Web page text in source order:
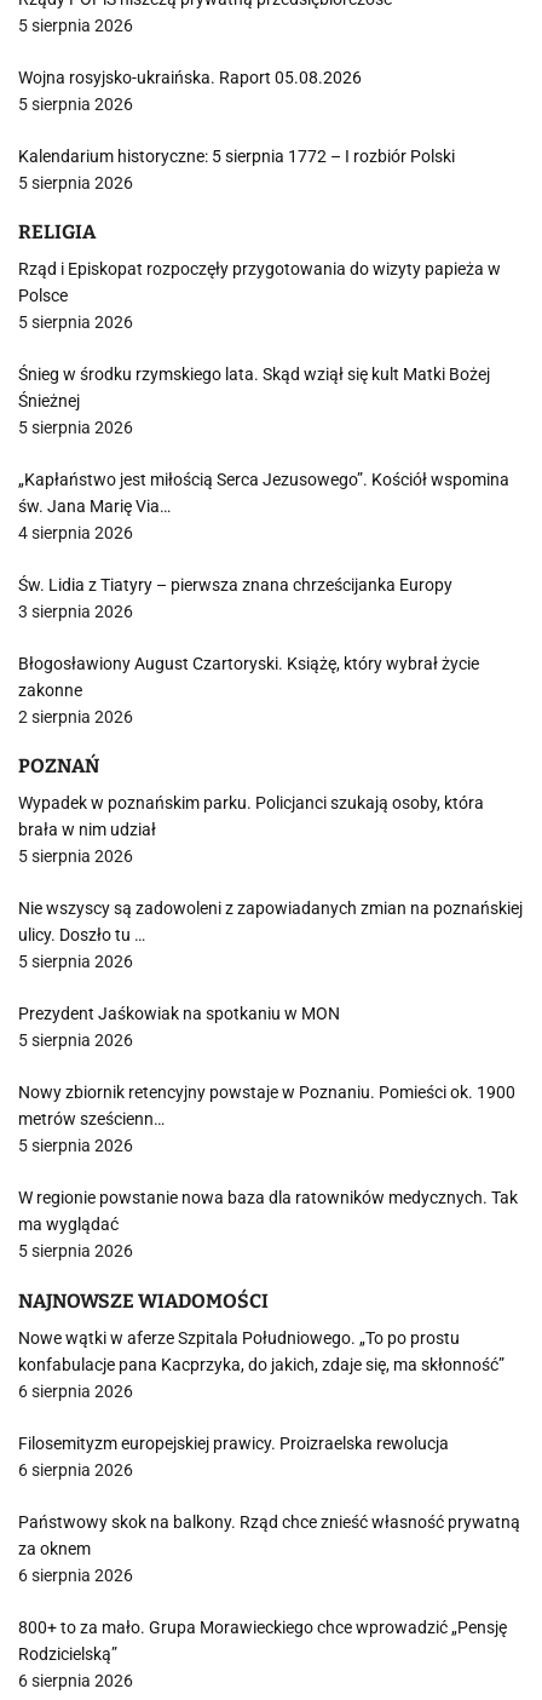
5 sierpnia 2026
Wojna rosyjsko-ukraińska. Raport 05.08.2026
5 sierpnia 2026
Kalendarium historyczne: 5 sierpnia 1772 – I rozbiór Polski
5 sierpnia 2026
RELIGIA
Rząd i Episkopat rozpoczęły przygotowania do wizyty papieża w
Polsce
5 sierpnia 2026
Śnieg w środku rzymskiego lata. Skąd wziął się kult Matki Bożej
Śnieżnej
5 sierpnia 2026
„Kapłaństwo jest miłością Serca Jezusowego”. Kościół wspomina
św. Jana Marię Via…
4 sierpnia 2026
Św. Lidia z Tiatyry – pierwsza znana chrześcijanka Europy
3 sierpnia 2026
Błogosławiony August Czartoryski. Książę, który wybrał życie
zakonne
2 sierpnia 2026
POZNAŃ
Wypadek w poznańskim parku. Policjanci szukają osoby, która
brała w nim udział
5 sierpnia 2026
Nie wszyscy są zadowoleni z zapowiadanych zmian na poznańskiej
ulicy. Doszło tu …
5 sierpnia 2026
Prezydent Jaśkowiak na spotkaniu w MON
5 sierpnia 2026
Nowy zbiornik retencyjny powstaje w Poznaniu. Pomieści ok. 1900
metrów sześcienn…
5 sierpnia 2026
W regionie powstanie nowa baza dla ratowników medycznych. Tak
ma wyglądać
5 sierpnia 2026
NAJNOWSZE WIADOMOŚCI
Nowe wątki w aferze Szpitala Południowego. „To po prostu
konfabulacje pana Kacprzyka, do jakich, zdaje się, ma skłonność”
6 sierpnia 2026
Filosemityzm europejskiej prawicy. Proizraelska rewolucja
6 sierpnia 2026
Państwowy skok na balkony. Rząd chce znieść własność prywatną
za oknem
6 sierpnia 2026
800+ to za mało. Grupa Morawieckiego chce wprowadzić „Pensję
Rodzicielską”
6 sierpnia 2026